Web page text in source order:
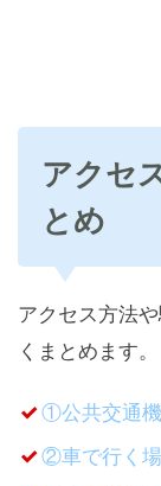
アクセ
とめ
アクセス方法
くまとめます。
①公共交通
②車で行く